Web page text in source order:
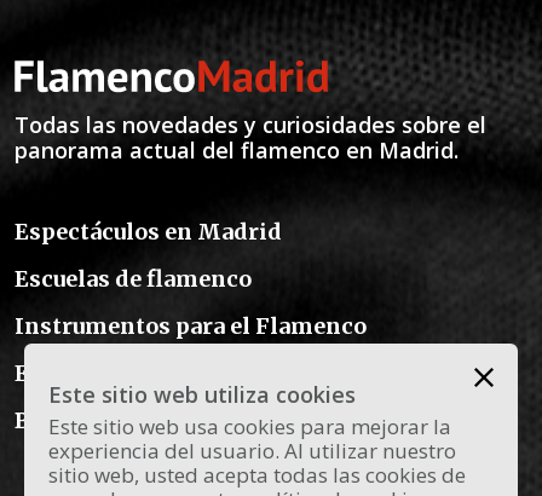
Todas las novedades y curiosidades sobre el
panorama actual del flamenco en Madrid.
Espectáculos en Madrid
Escuelas de flamenco
Instrumentos para el Flamenco
El traje de flamenca
Blog Flamenco
Este sitio web utiliza cookies
Este sitio web usa cookies para mejorar la
experiencia del usuario. Al utilizar nuestro
sitio web, usted acepta todas las cookies de